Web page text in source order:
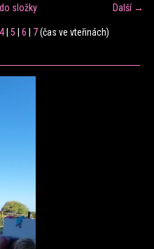
Další →
složky
4| 5 | 6 | 7(čas ve vteřinách)